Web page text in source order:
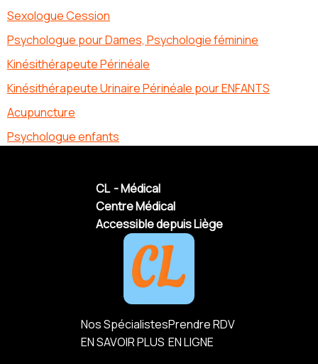
Sexologue Cession
Psychologue pour Dames, Psychologie féminine
Kinésithérapeute Périnéale
Kinésithérapeute Urinaire Périnéale pour ENFANTS
Acupuncture
Psychologue enfants
CL - Médical
Centre Médical
Accessible depuis Liège
Nos Spécialistes
EN SAVOIR PLUS
Prendre RDV
EN LIGNE